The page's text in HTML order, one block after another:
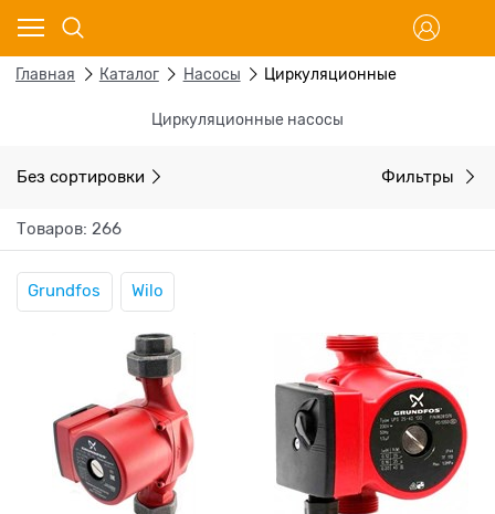
Главная Каталог Насосы Циркуляционные
Циркуляционные насосы
Без сортировки Фильтры
Товаров: 266
Grundfos Wilo